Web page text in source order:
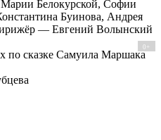
Белокурской, Софии
Буинова, Андрея
— Евгений Волынский
0+
по сказке Самуила Маршака